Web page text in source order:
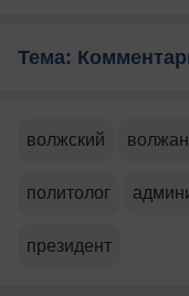
Тема:
волжский
политолог
президент